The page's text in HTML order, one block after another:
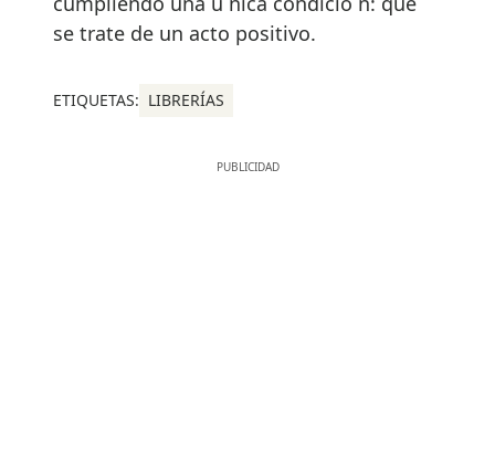
se trate de un acto positivo.
ETIQUETAS: LIBRERÍAS